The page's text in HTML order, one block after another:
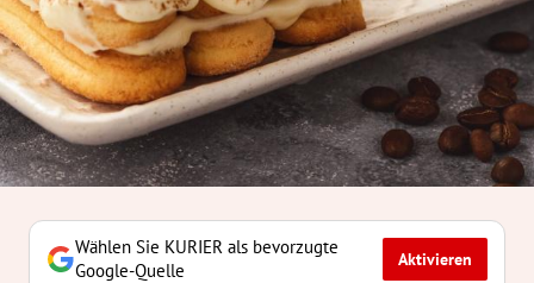
Untermenü
Untermenü
Untermenü
Untermenü
UntermenüWählen Sie KURIER als bevorzugte
Google-Quelle
Aktivieren